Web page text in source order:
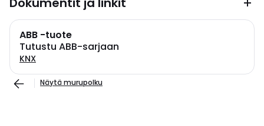
ABB -tuote
Tutustu ABB-sarjaan
KNX
Näytä murupolku